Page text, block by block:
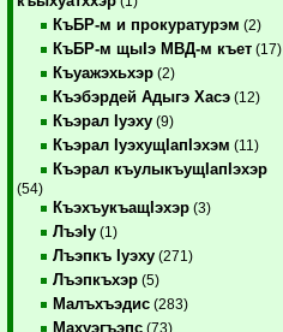
КъБР-м и прокуратурэм (2)
КъБР-м щыIэ МВД-м къет (17)
Къуажэхьхэр (2)
Къэбэрдей Адыгэ Хасэ (12)
Къэрал Iуэху (9)
Къэрал IуэхущIапIэхэм (11)
Къэрал къулыкъущIапIэхэр
(54)
КъэхъукъащIэхэр (3)
ЛъэIу (1)
Лъэпкъ Iуэху (271)
Лъэпкъхэр (5)
Малъхъэдис (283)
Махуэгъэпс (73)